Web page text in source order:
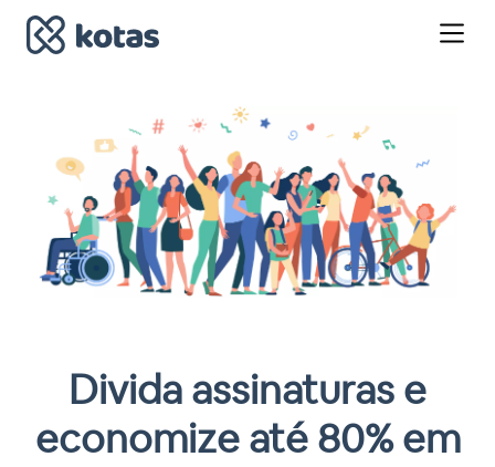
Divida assinaturas e
economize até 80% em